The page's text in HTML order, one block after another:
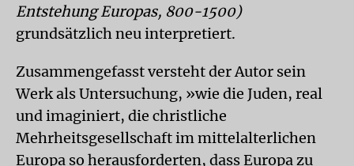
Entstehung Europas, 800-1500)
grundsätzlich neu interpretiert.
Zusammengefasst versteht der Autor sein
Werk als Untersuchung, »wie die Juden, real
und imaginiert, die christliche
Mehrheitsgesellschaft im mittelalterlichen
Europa so herausforderten, dass Europa zu